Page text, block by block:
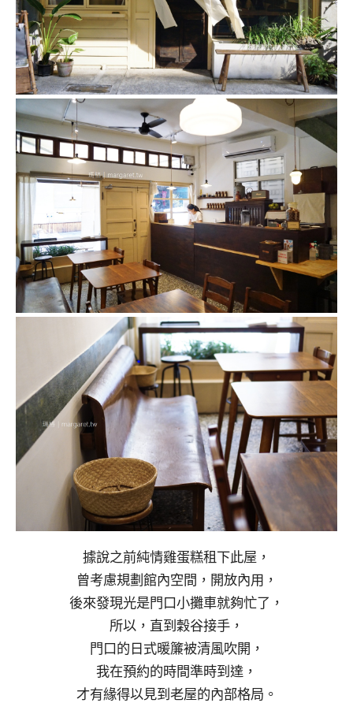
據說之前純情雞蛋糕租下此屋，
曾考慮規劃館內空間，開放內用，
後來發現光是門口小攤車就夠忙了，
所以，直到穀谷接手，
門口的日式暖簾被清風吹開，
我在預約的時間準時到達，
才有緣得以見到老屋的內部格局。